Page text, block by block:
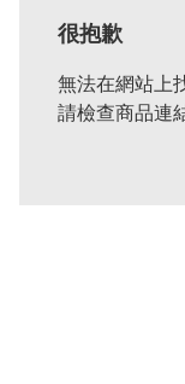
很抱歉
無法在網站上
請檢查商品連